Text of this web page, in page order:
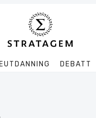
DEBATT
Søk